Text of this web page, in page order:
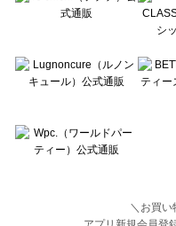
＼お買い